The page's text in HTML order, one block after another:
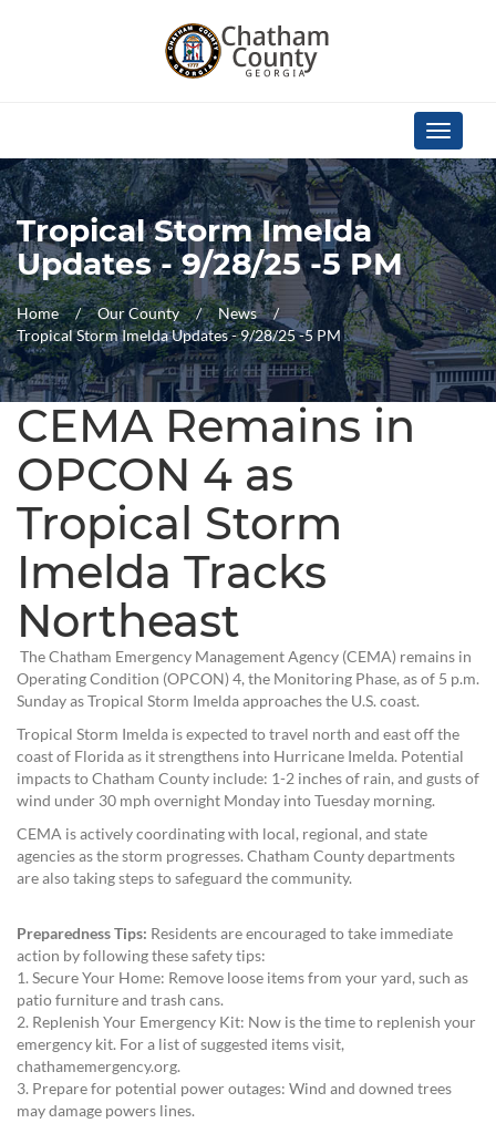
Toggle
Tropical Storm Imelda
Updates - 9/28/25 -5 PM
Home Our County
News
Tropical Storm Imelda Updates - 9/28/25 -5 PM
CEMA Remains in
OPCON 4 as
Tropical Storm
Imelda Tracks
Northeast
The Chatham Emergency Management Agency (CEMA) remains in
Operating Condition (OPCON) 4, the Monitoring Phase, as of 5 p.m.
Sunday as Tropical Storm Imelda approaches the U.S. coast.
Tropical Storm Imelda is expected to travel north and east off the
coast of Florida as it strengthens into Hurricane Imelda. Potential
impacts to Chatham County include: 1-2 inches of rain, and gusts of
wind under 30 mph overnight Monday into Tuesday morning.
CEMA is actively coordinating with local, regional, and state
agencies as the storm progresses. Chatham County departments
are also taking steps to safeguard the community.
Preparedness Tips: Residents are encouraged to take immediate
action by following these safety tips:
1. Secure Your Home: Remove loose items from your yard, such as
patio furniture and trash cans.
2. Replenish Your Emergency Kit: Now is the time to replenish your
emergency kit. For a list of suggested items visit,
chathamemergency.org.
3. Prepare for potential power outages: Wind and downed trees
may damage powers lines.